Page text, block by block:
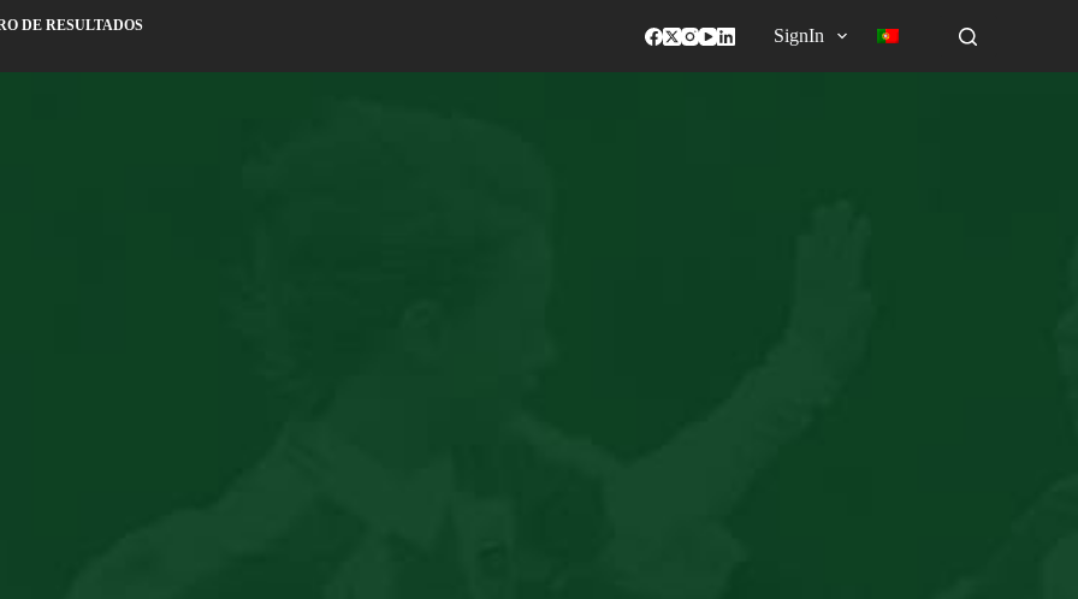
DE RESULTADOS
SignIn